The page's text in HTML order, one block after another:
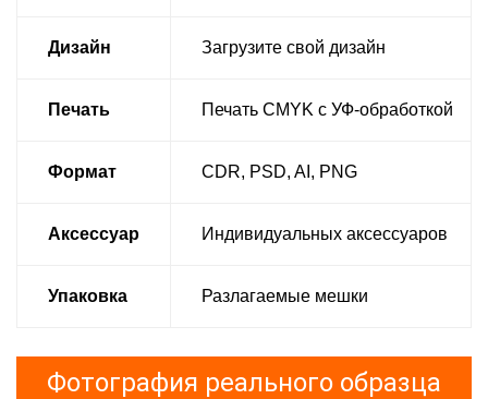
Дизайн Загрузите свой дизайн
Печать Печать CMYK с УФ-обработкой
Формат CDR, PSD, AI, PNG
Аксессуар Индивидуальных аксессуаров
Упаковка Разлагаемые мешки
Фотография реального образца